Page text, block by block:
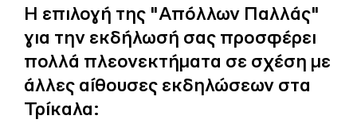
Η επιλογή της "Απόλλων Παλλάς"
για την εκδήλωσή σας προσφέρει
πολλά πλεονεκτήματα σε σχέση με
άλλες αίθουσες εκδηλώσεων στα
Τρίκαλα: